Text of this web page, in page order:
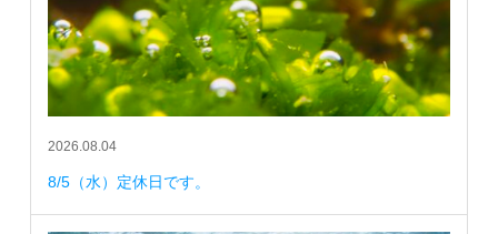
2026.08.04
8/5（水）定休日です。